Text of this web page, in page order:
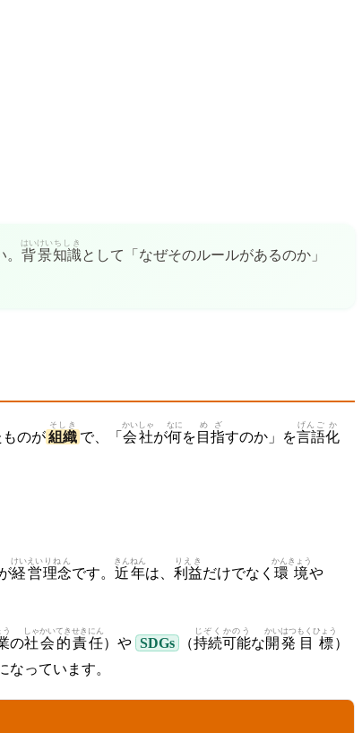
。 背景
はいけい
知識
ちしき
として「なぜそのルールがあるのか」
ものが組織
そしき
で、「 会社
かいしゃ
が何
なに
を 目指
めざ
すのか」を言語
げんご
化
か
経営
けいえい
理念
りねん
です。 近年
きんねん
は、 利益
りえき
だけでなく 環境
かんきょう
や
う
の社会
しゃかい
的
てき
責任
せきにん
）や SDGs （持続
じぞく
可能
かのう
な開発
かいはつ
目標
もくひょう
）
なっています。